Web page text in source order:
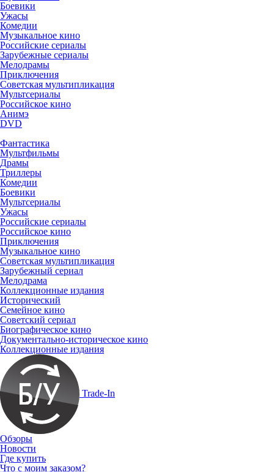
Боевики
Ужасы
Комедии
Музыкальное кино
Российские сериалы
Зарубежные сериалы
Мелодрамы
Приключения
Советская мультипликация
Мультсериалы
Российское кино
Анимэ
DVD
Фантастика
Мультфильмы
Драмы
Триллеры
Комедии
Боевики
Мультсериалы
Ужасы
Российские сериалы
Российское кино
Приключения
Музыкальное кино
Советская мультипликация
Зарубежный сериал
Мелодрама
Коллекционные издания
Исторический
Семейное кино
Советский сериал
Биографическое кино
Документально-историческое кино
Коллекционные издания
Trade-In
Обзоры
Новости
Где купить
Что с моим заказом?